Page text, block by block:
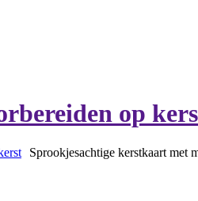
op
Sprookjesachtige kerstkaart met